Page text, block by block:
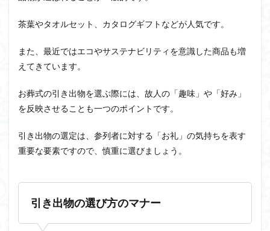
茶葉やタオルセット、カタログギフトなどが人気です。
また、最近ではエコやサステナビリティを意識した商品も増
えてきています。
お葬式の引き出物を選ぶ際には、故人の「趣味」や「好み」
を反映させることも一つのポイントです。
引き出物の選定は、参列者に対する「お礼」の気持ちを表す
重要な要素ですので、慎重に選びましょう。
引き出物の選び方のマナー